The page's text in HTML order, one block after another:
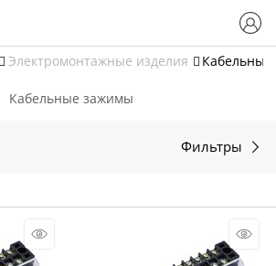
Электромонтажные изделия
Кабельные зажимы
Фильтры